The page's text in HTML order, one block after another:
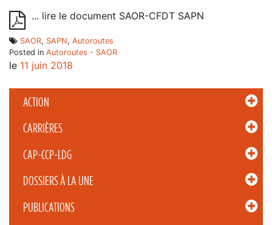
ACTION
CARRIÈRES
CAP-CCP-LDG
DOSSIERS À LA UNE
PUBLICATIONS
... lire le document SAOR-CFDT SAPN
SAOR, SAPN, Autoroutes
Posted in Autoroutes - SAOR
le 11 juin 2018